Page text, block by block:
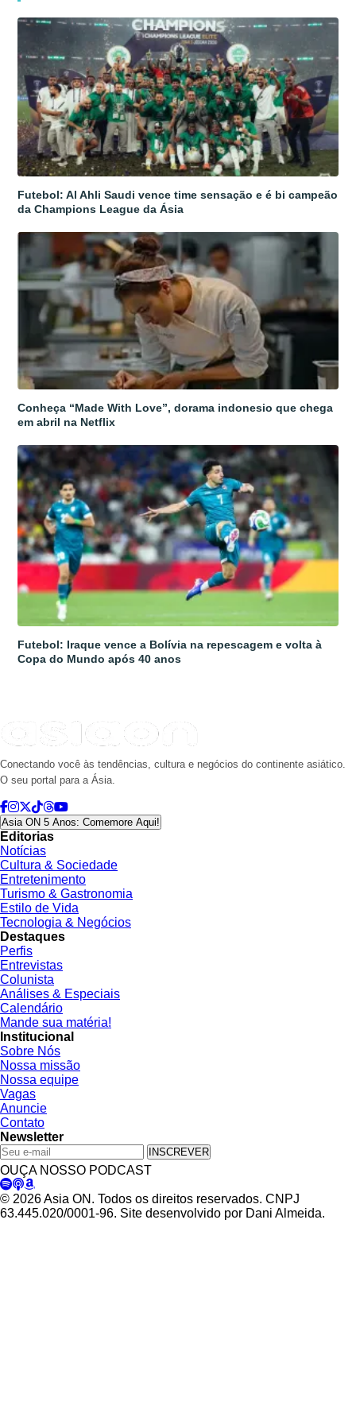
Futebol: Al Ahli Saudi vence time sensação e é bi campeão
da Champions League da Ásia
Conheça “Made With Love”, dorama indonesio que chega
em abril na Netflix
Futebol: Iraque vence a Bolívia na repescagem e volta à
Copa do Mundo após 40 anos
Conectando você às tendências, cultura e negócios do continente asiático.
O seu portal para a Ásia.
Asia ON 5 Anos: Comemore Aqui!
Editorias
Notícias
Cultura & Sociedade
Entretenimento
Turismo & Gastronomia
Estilo de Vida
Tecnologia & Negócios
Destaques
Perfis
Entrevistas
Colunista
Análises & Especiais
Calendário
Mande sua matéria!
Institucional
Sobre Nós
Nossa missão
Nossa equipe
Vagas
Anuncie
Contato
Newsletter
INSCREVER
OUÇA NOSSO PODCAST
© 2026 Asia ON. Todos os direitos reservados. CNPJ
63.445.020/0001-96. Site desenvolvido por Dani Almeida.